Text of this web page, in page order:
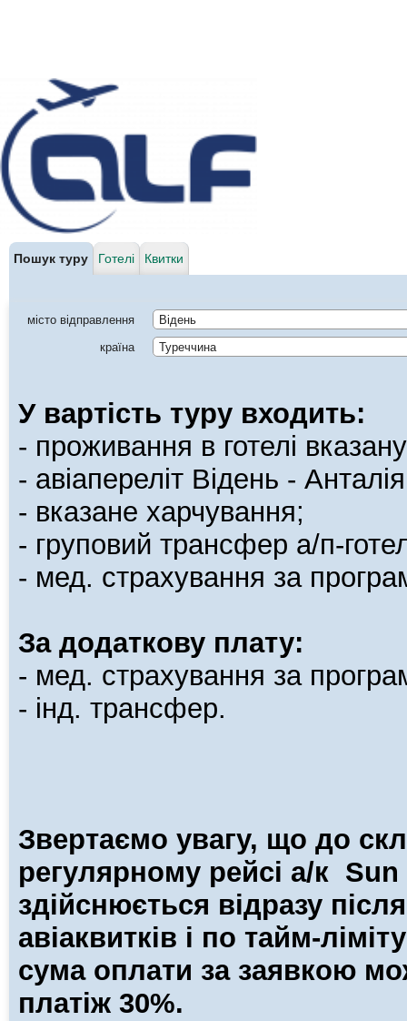
Пошук туру Готелі Квитки
місто відправлення
Відень
країна
Туреччина
У вартість туру входить:
- проживання в готелі
- авіапереліт Відень -
- вказане харчування;
- груповий трансфер а/п-
- мед. страхування за
За додаткову плату:
- мед. страхування за
- інд. трансфер.
Звертаємо увагу, що до
регулярному рейсі а/к
здійснюється відразу
авіаквитків і по тайм-
сума оплати за заявкою
платіж 30%.